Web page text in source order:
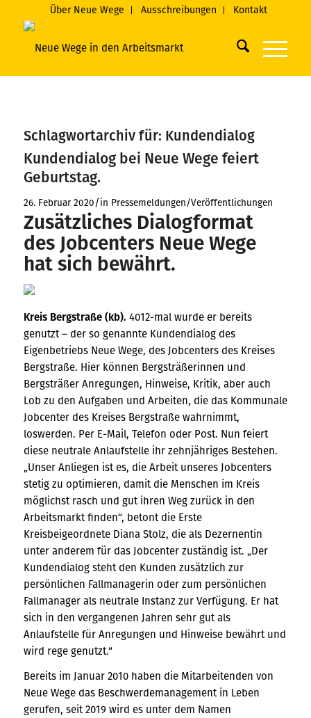
Über Neue Wege Ausschreibungen Kontakt
Schlagwortarchiv für: Kundendialog
Kundendialog bei Neue Wege feiert
Geburtstag.
26. Februar 2020/in Pressemeldungen/Veröffentlichungen
Zusätzliches Dialogformat
des Jobcenters Neue Wege
hat sich bewährt.
Kreis Bergstraße (kb). 4012-mal wurde er bereits
genutzt – der so genannte Kundendialog des
Eigenbetriebs Neue Wege, des Jobcenters des Kreises
Bergstraße. Hier können Bergsträßerinnen und
Bergsträßer Anregungen, Hinweise, Kritik, aber auch
Lob zu den Aufgaben und Arbeiten, die das Kommunale
Jobcenter des Kreises Bergstraße wahrnimmt,
loswerden. Per E-Mail, Telefon oder Post. Nun feiert
diese neutrale Anlaufstelle ihr zehnjähriges Bestehen.
„Unser Anliegen ist es, die Arbeit unseres Jobcenters
stetig zu optimieren, damit die Menschen im Kreis
möglichst rasch und gut ihren Weg zurück in den
Arbeitsmarkt finden“, betont die Erste
Kreisbeigeordnete Diana Stolz, die als Dezernentin
unter anderem für das Jobcenter zuständig ist. „Der
Kundendialog steht den Kunden zusätzlich zur
persönlichen Fallmanagerin oder zum persönlichen
Fallmanager als neutrale Instanz zur Verfügung. Er hat
sich in den vergangenen Jahren sehr gut als
Anlaufstelle für Anregungen und Hinweise bewährt und
wird rege genutzt.“
Bereits im Januar 2010 haben die Mitarbeitenden von
Neue Wege das Beschwerdemanagement in Leben
gerufen, seit 2019 wird es unter dem Namen